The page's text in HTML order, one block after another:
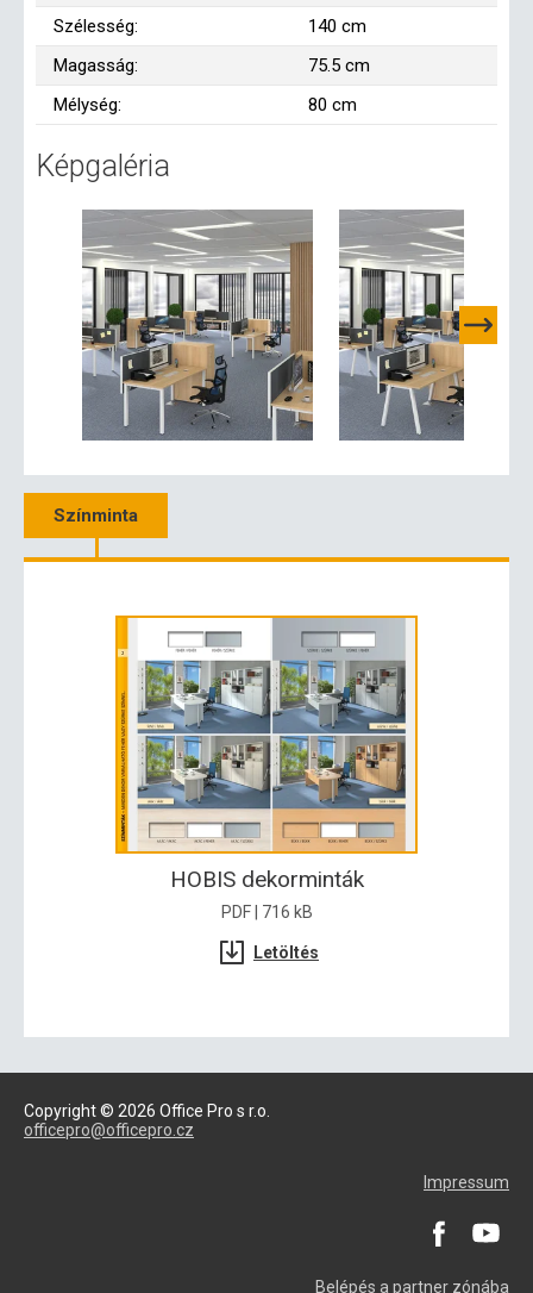
Szélesség:
140 cm
Magasság:
75.5 cm
Mélység:
80 cm
Képgaléria
Színminta
HOBIS dekorminták
PDF | 716 kB
Letöltés
Copyright © 2026 Office Pro s r.o.
officepro@officepro.cz
Impressum
Belépés a partner zónába